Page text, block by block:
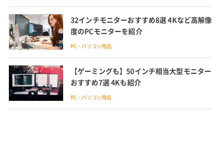
32インチモニターおすすめ8選 4Kなど高解像
度のPCモニターを紹介
PC・パソコン用品
【ゲーミングも】50インチ相当大型モニター
おすすめ7選 4Kも紹介
PC・パソコン用品